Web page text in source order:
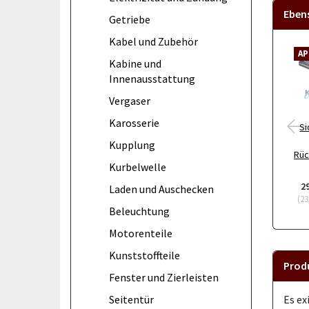
Getriebe
Kabel und Zubehör
Kabine und
Innenausstattung
Vergaser
Karosserie
Kupplung
Kurbelwelle
Laden und Auschecken
Beleuchtung
Motorenteile
Kunststoffteile
Fenster und Zierleisten
Seitentür
(
Es